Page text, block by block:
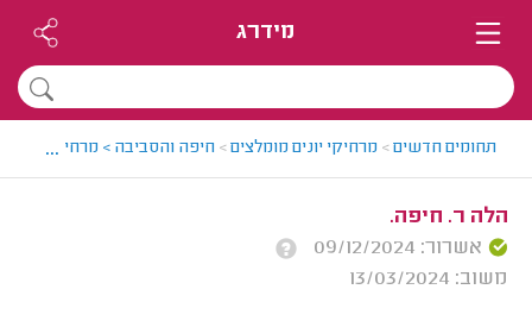
מידרג
תחומים חדשים> מרחיקי יונים מומלצים> חיפה והסביבה > מרחיק יונים
...
הלה ר. חיפה.
אשרור: 09/12/2024
משוב: 13/03/2024